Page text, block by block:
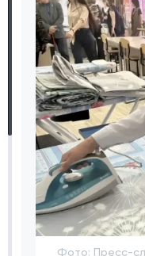
Фото: Пресс-